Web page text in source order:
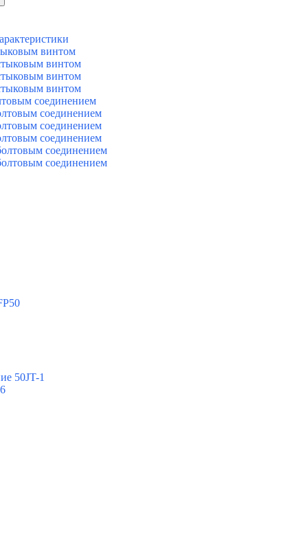
винтом
винтом
винтом
винтом
соединением
соединением
соединением
соединением
соединением
соединением
50JT-1